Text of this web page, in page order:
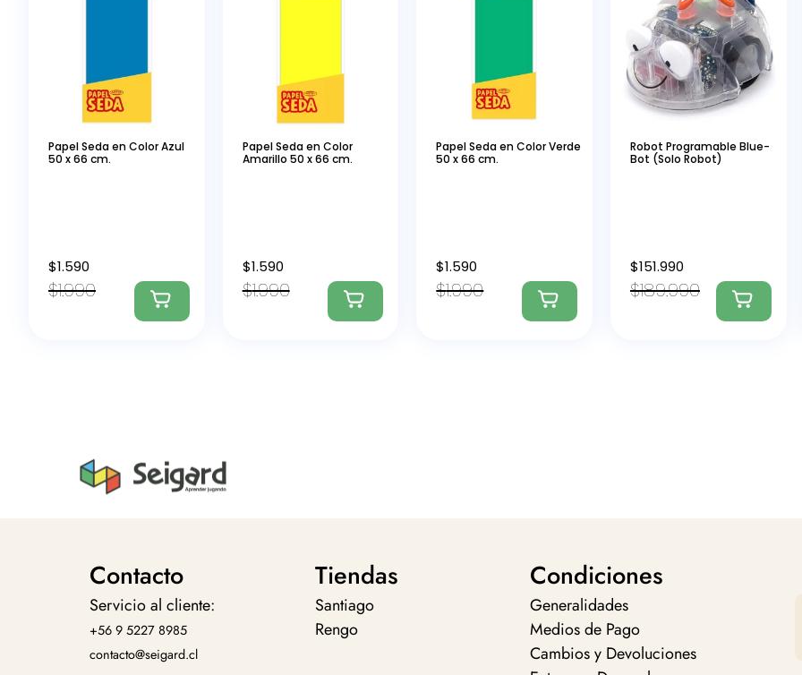
Papel Seda en Color Azul
50 x 66 cm.
$1.990
$1.590
Papel Seda en Color
Amarillo 50 x 66 cm.
$1.990
$1.590
Papel Seda en Color Verde
50 x 66 cm.
$1.990
$1.590
Robot Programable Blue-
Bot (Solo Robot)
$189.990
$151.990
Contacto
Servicio al cliente:
+56 9 5227 8985
contacto@seigard.cl
Tiendas
Santiago
Rengo
Condiciones
Generalidades
Medios de Pago
Cambios y Devoluciones